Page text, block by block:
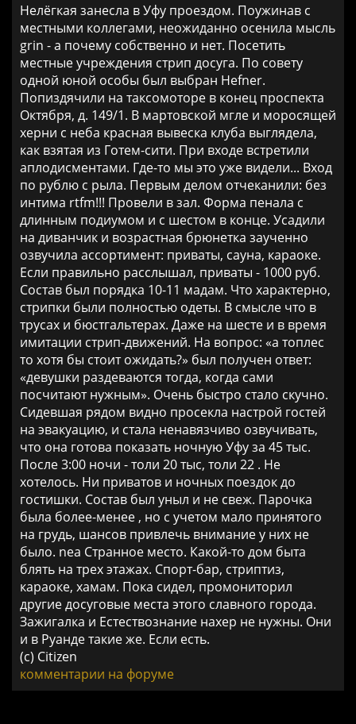
Нелёгкая занесла в Уфу проездом. Поужинав с
местными коллегами, неожиданно осенила мысль
grin - а почему собственно и нет. Посетить
местные учреждения стрип досуга. По совету
одной юной особы был выбран Hefner.
Попиздячили на таксомоторе в конец проспекта
Октября, д. 149/1. В мартовской мгле и моросящей
херни с неба красная вывеска клуба выглядела,
как взятая из Готем-сити. При входе встретили
аплодисментами. Где-то мы это уже видели... Вход
по рублю с рыла. Первым делом отчеканили: без
интима rtfm!!! Провели в зал. Форма пенала с
длинным подиумом и с шестом в конце. Усадили
на диванчик и возрастная брюнетка заученно
озвучила ассортимент: приваты, сауна, караоке.
Если правильно расслышал, приваты - 1000 руб.
Состав был порядка 10-11 мадам. Что характерно,
стрипки были полностью одеты. В смысле что в
трусах и бюстгальтерах. Даже на шесте и в время
имитации стрип-движений. На вопрос: «а топлес
то хотя бы стоит ожидать?» был получен ответ:
«девушки раздеваются тогда, когда сами
посчитают нужным». Очень быстро стало скучно.
Сидевшая рядом видно просекла настрой гостей
на эвакуацию, и стала ненавязчиво озвучивать,
что она готова показать ночную Уфу за 45 тыс.
После 3:00 ночи - толи 20 тыс, толи 22 . Не
хотелось. Ни приватов и ночных поездок до
гостишки. Состав был уныл и не свеж. Парочка
была более-менее , но с учетом мало принятого
на грудь, шансов привлечь внимание у них не
было. nea Странное место. Какой-то дом быта
блять на трех этажах. Спорт-бар, стриптиз,
караоке, хамам. Пока сидел, промониторил
другие досуговые места этого славного города.
Зажигалка и Естествознание нахер не нужны. Они
и в Руанде такие же. Если есть.
(c) Citizen
комментарии на форуме